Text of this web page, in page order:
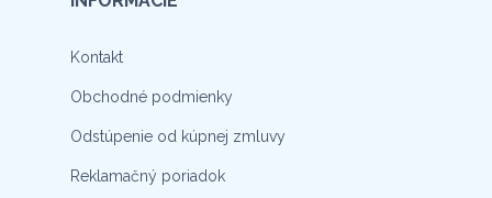
Kontakt
Obchodné podmienky
Odstúpenie od kúpnej zmluvy
Reklamačný poriadok